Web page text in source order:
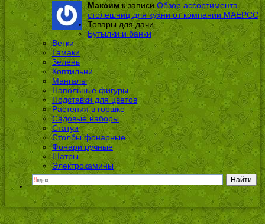
Максимк записиОбзор ассортимента
столешниц для кухни от компании МАЕРСС
Товары для дачи
Бутылки и банки
Ветки
Гамаки
Зелень
Коптильни
Мангалы
Напольные фигуры
Подставки для цветов
Растения в горшке
Садовые наборы
Статуи
Столбы фонарные
Фонари ручные
Шатры
Электрокамины